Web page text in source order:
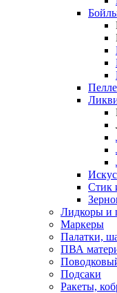
Стик
Лидкоры и
Маркеры
Палатки,
ПВА
Подсаки
Ракеты,